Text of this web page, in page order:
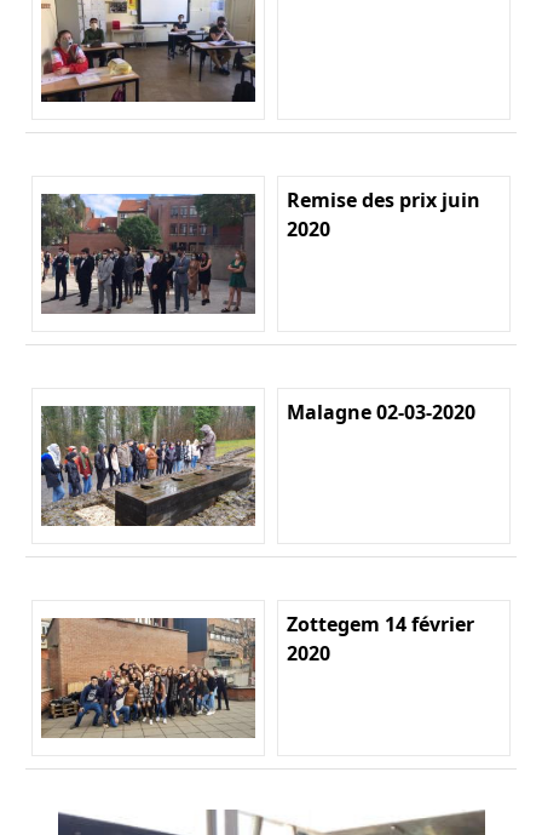
Remise des prix juin
2020
Malagne 02-03-2020
Zottegem 14 février
2020